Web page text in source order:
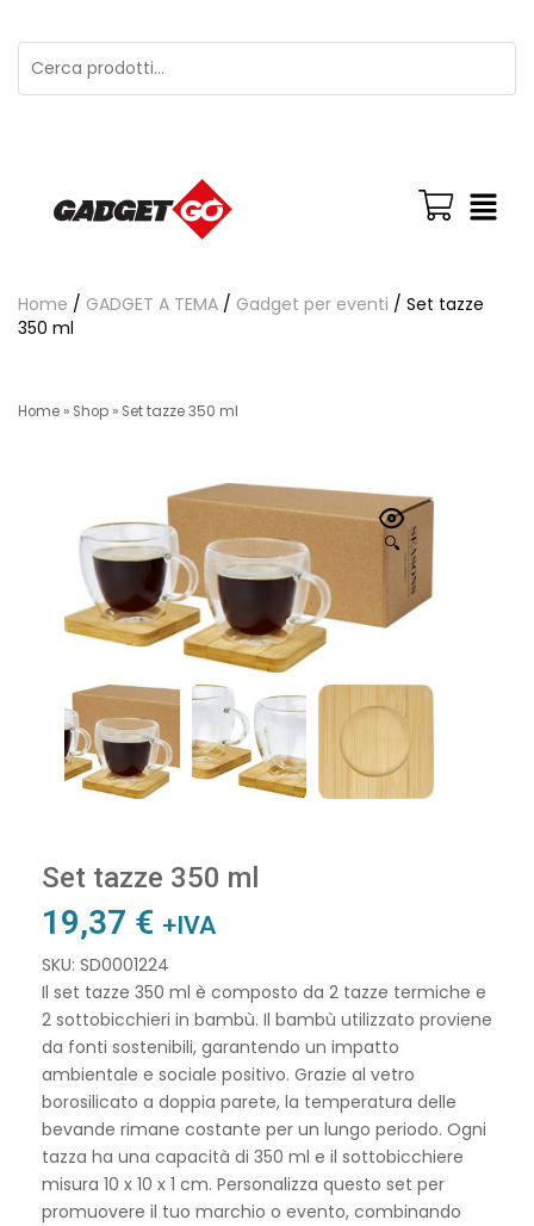
Home / GADGET A TEMA / Gadget per eventi / Set tazze
350 ml
Home » Shop » Set tazze 350 ml
🔍
Set tazze 350 ml
19,37 € +IVA
SKU: SD0001224
Il set tazze 350 ml è composto da 2 tazze termiche e
2 sottobicchieri in bambù. Il bambù utilizzato proviene
da fonti sostenibili, garantendo un impatto
ambientale e sociale positivo. Grazie al vetro
borosilicato a doppia parete, la temperatura delle
bevande rimane costante per un lungo periodo. Ogni
tazza ha una capacità di 350 ml e il sottobicchiere
misura 10 x 10 x 1 cm. Personalizza questo set per
promuovere il tuo marchio o evento, combinando